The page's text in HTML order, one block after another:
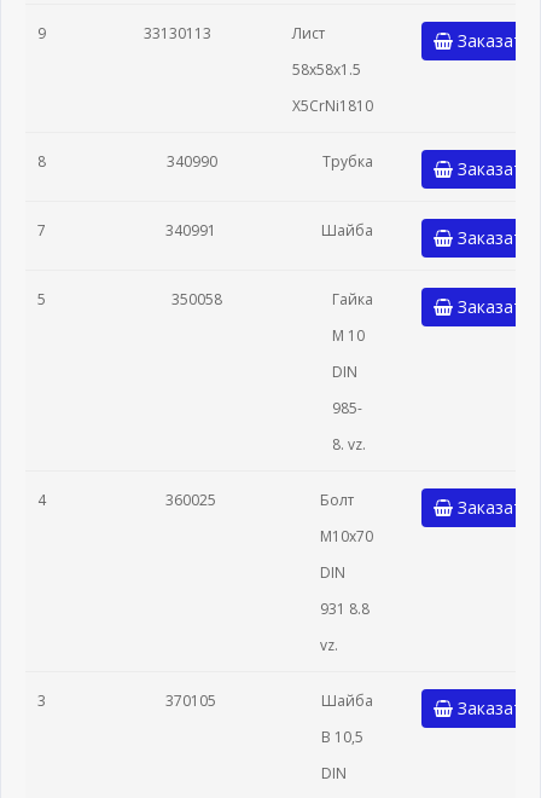
9 33130113
Лист
58x58x1.5
X5CrNi1810
Заказать
8 340990 Трубка Заказать
7 340991 Шайба Заказать
5 350058
Гайка
M 10
DIN
985-
8. vz.
Заказать
4 360025
Болт
M10x70
DIN
931 8.8
vz.
Заказать
3 370105
Шайба
B 10,5
DIN
Заказать